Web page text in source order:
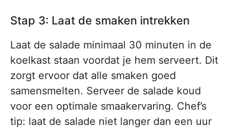
Stap 3: Laat de smaken intrekken
Laat de salade minimaal 30 minuten in de
koelkast staan voordat je hem serveert. Dit
zorgt ervoor dat alle smaken goed
samensmelten. Serveer de salade koud
voor een optimale smaakervaring. Chef’s
tip: laat de salade niet langer dan een uur